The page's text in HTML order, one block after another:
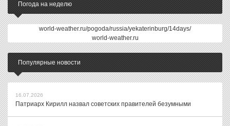
Погода на неделю
world-weather.ru/pogoda/russia/yekaterinburg/14days/
world-weather.ru
Популярные новости
16.07.2026
Патриарх Кирилл назвал советских правителей безумными